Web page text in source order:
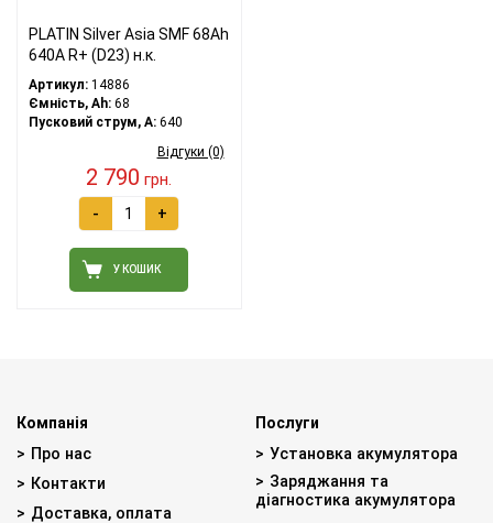
PLATIN Silver Asia SMF 68Ah
640A R+ (D23) н.к.
Артикул: 14886
Ємність, Ah: 68
Пусковий струм, A: 640
Відгуки (0)
2 790 грн.
- +
У КОШИК
Компанія
Про нас
Контакти
Доставка, оплата
Послуги
Установка акумулятора
Заряджання та
діагностика акумулятора